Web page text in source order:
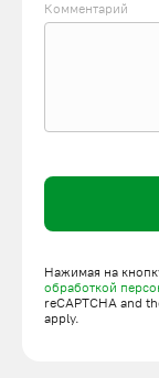
компонентов.
комплектующие
выполняем
сайте или
Комментарий
Нажимая на
обработкой
reCAPTCHA and
apply.